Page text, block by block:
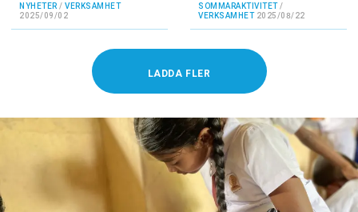
NYHETER / VERKSAMHET
2025/09/02
SOMMARAKTIVITET/
VERKSAMHET 2025/08/22
LADDA FLER